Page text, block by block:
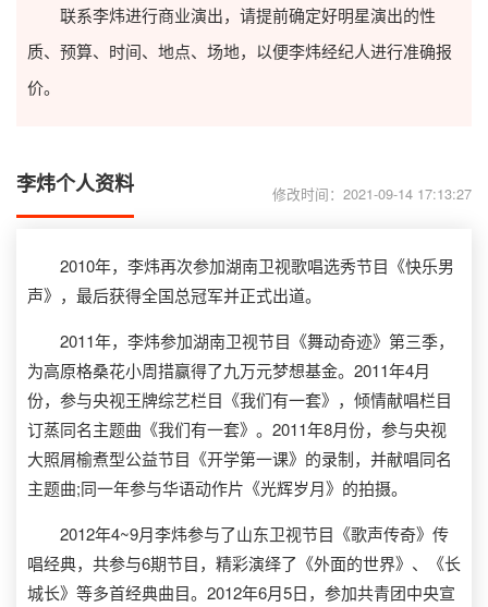
联系李炜进行商业演出，请提前确定好明星演出的性
质、预算、时间、地点、场地，以便李炜经纪人进行准确报
价。
李炜个人资料 修改时间：2021-09-14 17:13:27
2010年，李炜再次参加湖南卫视歌唱选秀节目《快乐男
声》，最后获得全国总冠军并正式出道。
2011年，李炜参加湖南卫视节目《舞动奇迹》第三季，
为高原格桑花小周措赢得了九万元梦想基金。2011年4月
份，参与央视王牌综艺栏目《我们有一套》，倾情献唱栏目
订蒸同名主题曲《我们有一套》。2011年8月份，参与央视
大照屑榆煮型公益节目《开学第一课》的录制，并献唱同名
主题曲;同一年参与华语动作片《光辉岁月》的拍摄。
2012年4~9月李炜参与了山东卫视节目《歌声传奇》传
唱经典，共参与6期节目，精彩演绎了《外面的世界》、《长
城长》等多首经典曲目。2012年6月5日，参加共青团中央宣